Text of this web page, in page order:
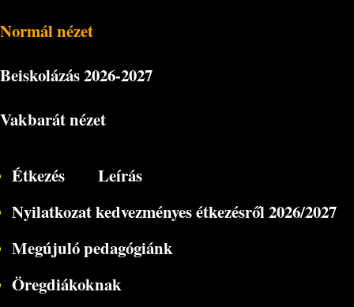
Normál nézet
Beiskolázás2026-2027
Vakbarát nézet
Étkezés
Leírás
Nyilatkozat kedvezményes étkezésről 2026/2027
Megújuló pedagógiánk
Öregdiákoknak